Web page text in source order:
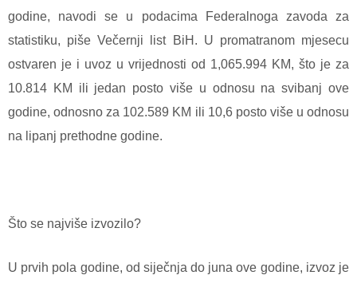
godine, navodi se u podacima Federalnoga zavoda za
statistiku, piše Večernji list BiH. U promatranom mjesecu
ostvaren je i uvoz u vrijednosti od 1,065.994 KM, što je za
10.814 KM ili jedan posto više u odnosu na svibanj ove
godine, odnosno za 102.589 KM ili 10,6 posto više u odnosu
na lipanj prethodne godine.
Što se najviše izvozilo?
U prvih pola godine, od siječnja do juna ove godine, izvoz je